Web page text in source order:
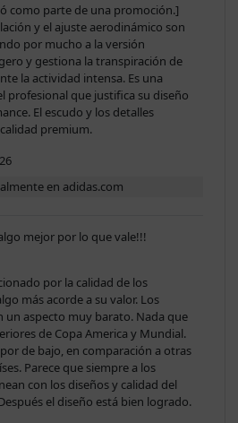
como parte de una promoción.]
y el ajuste aerodinámico son
por mucho a la versión
y gestiona la transpiración de
la actividad intensa. Es una
profesional que justifica su diseño
El escudo y los detalles
premium.
en adidas.com
mejor por lo que vale!!!
por la calidad de los
más acorde a su valor. Los
un aspecto muy barato. Nada que
de Copa America y Mundial.
de bajo, en comparación a otras
Parece que siempre a los
con los diseños y calidad del
el diseño está bien logrado.